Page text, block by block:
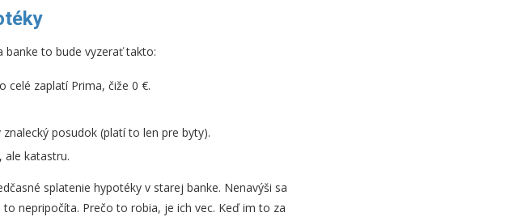
banke to bude vyzerať takto:
celé zaplatí Prima, čiže0 €.
posudok (platí to len pre byty).
ale katastru.
splatenie hypotéky v starej banke. Nenavýši sa
nepripočíta. Prečo to robia, je ich vec. Keď im to za